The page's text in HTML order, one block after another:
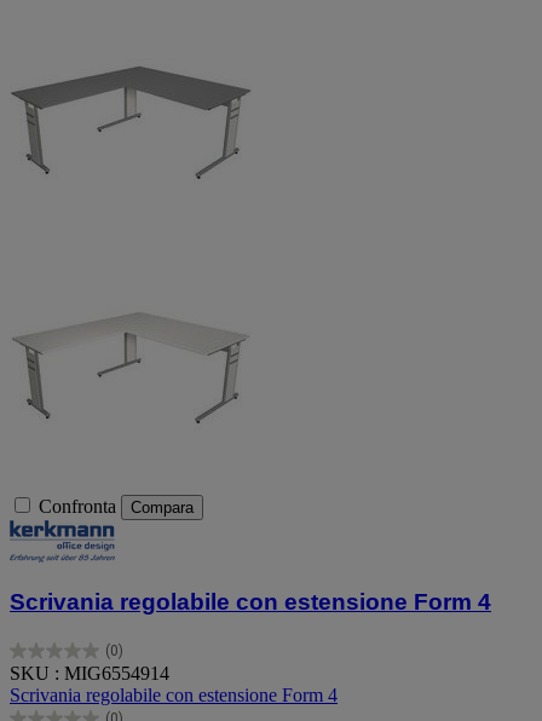
Confronta Compara
Scrivania regolabile con estensione Form 4
(0)
0.0
su
5
SKU : MIG6554914
Scrivania regolabile con estensione Form 4